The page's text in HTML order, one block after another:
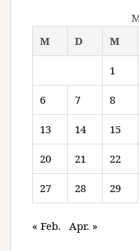
M
D M
1
6 7 8
13 14 15
20 21 22
27 28 29
« Feb. Apr. »